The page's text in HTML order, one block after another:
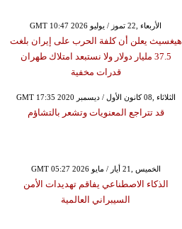
GMT 10:47 2026 الأربعاء ,22 تموز / يوليو
هيغسيث يعلن أن كلفة الحرب على إيران بلغت
37.5 مليار دولار ولا نستبعد امتلاك طهران
قدرات مخفية
GMT 17:35 2020 الثلاثاء ,08 كانون الأول / ديسمبر
قد تتراجع المعنويات وتشعر بالتشاؤم
GMT 05:27 2026 الخميس ,21 أيار / مايو
الذكاء الاصطناعي يفاقم تهديدات الأمن
السيبراني العالمية